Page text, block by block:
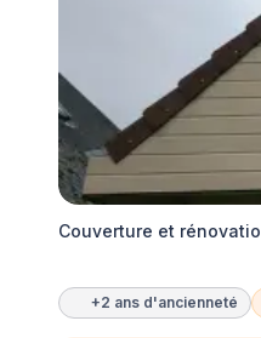
Couverture et
+2 ans d'ancienneté